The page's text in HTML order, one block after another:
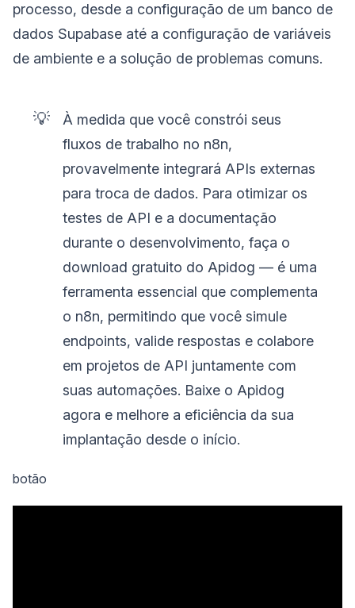
processo, desde a configuração de um banco de
dados Supabase até a configuração de variáveis
de ambiente e a solução de problemas comuns.
💡
À medida que você constrói seus
fluxos de trabalho no n8n,
provavelmente integrará APIs externas
para troca de dados. Para otimizar os
testes de API e a documentação
durante o desenvolvimento, faça o
download gratuito do Apidog — é uma
ferramenta essencial que complementa
o n8n, permitindo que você simule
endpoints, valide respostas e colabore
em projetos de API juntamente com
suas automações. Baixe o Apidog
agora e melhore a eficiência da sua
implantação desde o início.
botão